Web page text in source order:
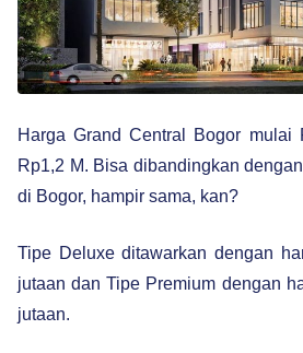
Harga Grand Central Bogor mulai
Rp1,2 M. Bisa dibandingkan
di Bogor, hampir sama, kan?
Tipe Deluxe ditawarkan dengan
jutaan dan Tipe Premium dengan
jutaan.